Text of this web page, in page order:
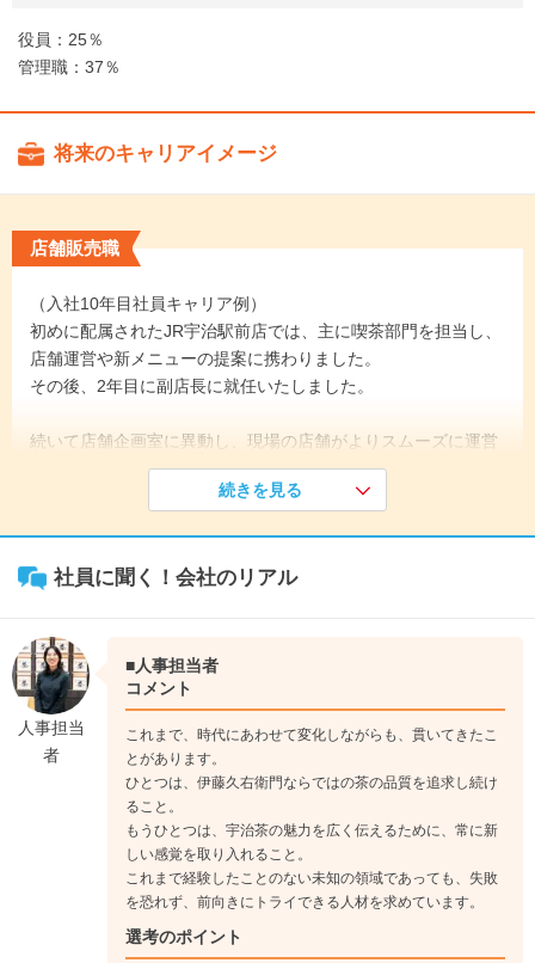
役員：25％
管理職：37％
将来のキャリアイメージ
店舗販売職
（入社10年目社員キャリア例）
初めに配属されたJR宇治駅前店では、主に喫茶部門を担当し、
店舗運営や新メニューの提案に携わりました。
その後、2年目に副店長に就任いたしました。
続いて店舗企画室に異動し、現場の店舗がよりスムーズに運営
できるよう、企画・サポート業務に従事。
現在は、JR宇治駅前店および祇園四条店にて、茶房・厨房のマ
《入社1年目》
ＪＲ宇治駅前店茶房勤務
↓
《入社2年目》
ＪＲ宇治駅前店茶房の副店長就任
《入社4年目》
店舗企画室にて5年間、企画・サポート業務に従事
《入社9年目》
JR宇治駅前店および祇園四条店茶房・厨房のマネージャーとし
て2店舗を統括
続きを見る
社員に聞く！会社のリアル
人事担当
者
■人事担当者
コメント
これまで、時代にあわせて変化しながらも、貫いてきたこ
とがあります。
ひとつは、伊藤久右衛門ならではの茶の品質を追求し続け
ること。
もうひとつは、宇治茶の魅力を広く伝えるために、常に新
しい感覚を取り入れること。
これまで経験したことのない未知の領域であっても、失敗
を恐れず、前向きにトライできる人材を求めています。
選考のポイント